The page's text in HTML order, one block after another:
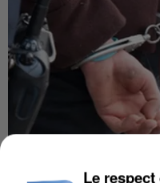
L’UN DESLe